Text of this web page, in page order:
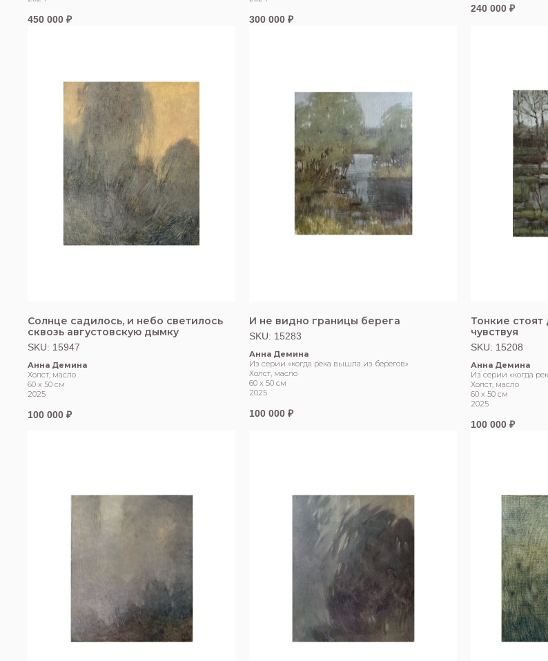
450 000 ₽ 300 000 ₽
240 000 ₽
Солнце садилось, и небо светилось
сквозь августовскую дымку
SKU: 15947
Анна Демина
Холст, масло
60 х 50 см
2025
100 000 ₽
И не видно границы берега
SKU: 15283
Анна Демина
Из серии «когда река вышла из берегов»
Холст, масло
60 х 50 см
2025
100 000 ₽
Тонкие стоят
чувствуя
SKU: 15208
Анна Демина
Из серии «когда
Холст, масло
60 х 50 см
2025
100 000 ₽